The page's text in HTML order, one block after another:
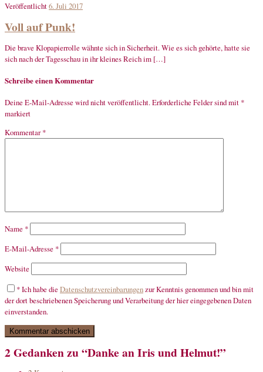
Veröffentlicht6. Juli 2017
Voll auf Punk!
Die brave Klopapierrolle wähnte sich in Sicherheit. Wie es sich gehörte, hatte sie
sich nach der Tagesschau in ihr kleines Reich im […]
Schreibe einen Kommentar
Deine E-Mail-Adresse wird nicht veröffentlicht.Erforderliche Felder sind mit *
markiert
Kommentar*
Name *
E-Mail-Adresse *
Website
*Ich habe dieDatenschutzvereinbarungenzur Kenntnis genommen und bin mit
der dort beschriebenen Speicherung und Verarbeitung der hier eingegebenen Daten
einverstanden.
2 Gedanken zu “Danke an Iris und Helmut!”